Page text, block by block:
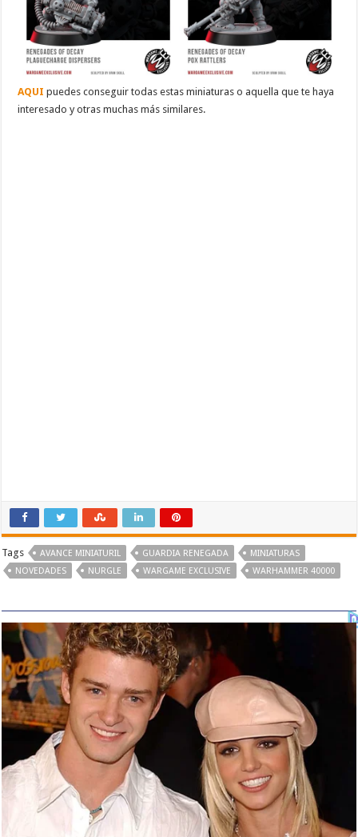
AQUI puedes conseguir todas estas miniaturas o aquella que te haya
interesado y otras muchas más similares.
Tags AVANCE MINIATURIL GUARDIA RENEGADA
MINIATURAS
NOVEDADES
NURGLE WARGAME EXCLUSIVE WARHAMMER 40000